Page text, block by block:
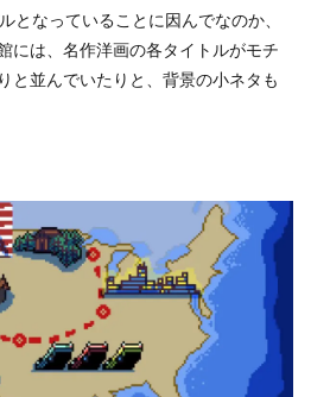
となっていることに因んでなのか、
には、名作洋画の各タイトルがモチ
と並んでいたりと、背景の小ネタも